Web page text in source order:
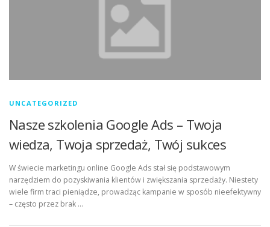
UNCATEGORIZED
Nasze szkolenia Google Ads – Twoja
wiedza, Twoja sprzedaż, Twój sukces
W świecie marketingu online Google Ads stał się podstawowym
narzędziem do pozyskiwania klientów i zwiększania sprzedaży. Niestety
wiele firm traci pieniądze, prowadząc kampanie w sposób nieefektywny
– często przez brak …